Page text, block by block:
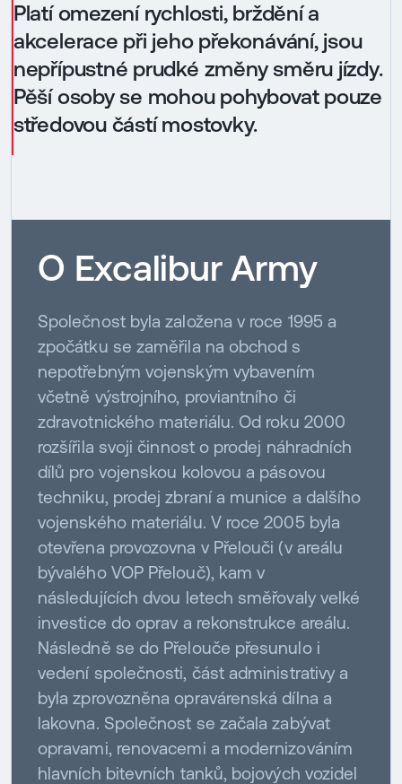
Platí omezení rychlosti, brždění a
akcelerace při jeho překonávání, jsou
nepřípustné prudké změny směru jízdy.
Pěší osoby se mohou pohybovat pouze
středovou částí mostovky.
O Excalibur Army
Společnost byla založena v roce 1995 a
zpočátku se zaměřila na obchod s
nepotřebným vojenským vybavením
včetně výstrojního, proviantního či
zdravotnického materiálu. Od roku 2000
rozšířila svoji činnost o prodej náhradních
dílů pro vojenskou kolovou a pásovou
techniku, prodej zbraní a munice a dalšího
vojenského materiálu. V roce 2005 byla
otevřena provozovna v Přelouči (v areálu
bývalého VOP Přelouč), kam v
následujících dvou letech směřovaly velké
investice do oprav a rekonstrukce areálu.
Následně se do Přelouče přesunulo i
vedení společnosti, část administrativy a
byla zprovozněna opravárenská dílna a
lakovna. Společnost se začala zabývat
opravami, renovacemi a modernizováním
hlavních bitevních tanků, bojových vozidel